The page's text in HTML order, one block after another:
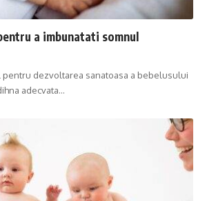
a imbunatati somnul
dezvoltarea sanatoasa a bebelusului
adecvata…